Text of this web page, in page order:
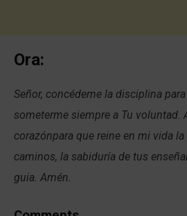
Ora:
Señor, concédeme la disciplina
someterme siempre a Tu voluntad.
corazónpara que reine en mi vida
caminos, la sabiduría de tus
guia. Amén.